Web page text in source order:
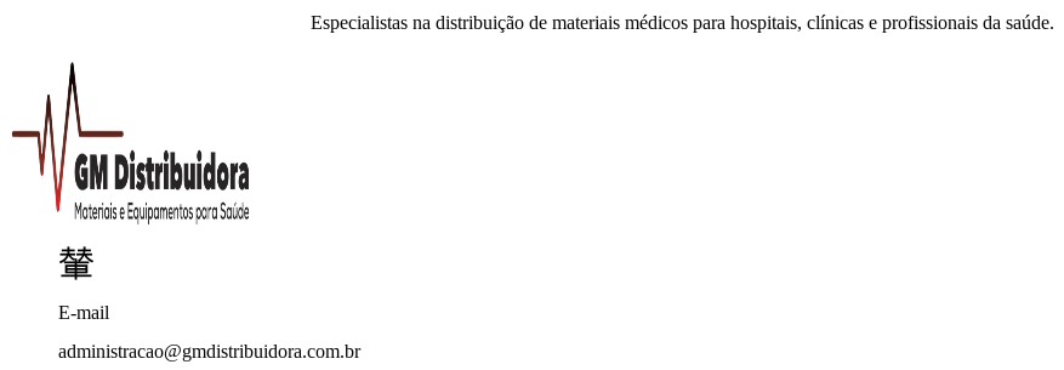
Especialistas na distribuição de materiais médicos para hospitais, clínicas e profissionais da saúde.
E-mail
administracao@gmdistribuidora.com.br